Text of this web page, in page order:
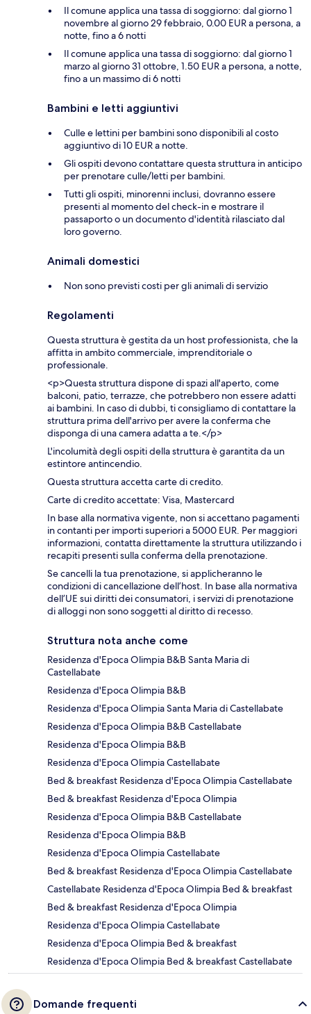
Il comune applica una tassa di soggiorno: dal giorno 1
novembre al giorno 29 febbraio, 0.00 EUR a persona, a
notte, fino a 6 notti
Il comune applica una tassa di soggiorno: dal giorno 1
marzo al giorno 31 ottobre, 1.50 EUR a persona, a notte,
fino a un massimo di 6 notti
Bambini e letti aggiuntivi
Culle e lettini per bambini sono disponibili al costo
aggiuntivo di 10 EUR a notte.
Gli ospiti devono contattare questa struttura in anticipo
per prenotare culle/letti per bambini.
Tutti gli ospiti, minorenni inclusi, dovranno essere
presenti al momento del check-in e mostrare il
passaporto o un documento d'identità rilasciato dal
loro governo.
Animali domestici
Non sono previsti costi per gli animali di servizio
Regolamenti
Questa struttura è gestita da un host professionista, che la
affitta in ambito commerciale, imprenditoriale o
professionale.
<p>Questa struttura dispone di spazi all'aperto, come
balconi, patio, terrazze, che potrebbero non essere adatti
ai bambini. In caso di dubbi, ti consigliamo di contattare la
struttura prima dell'arrivo per avere la conferma che
disponga di una camera adatta a te.</p>
L'incolumità degli ospiti della struttura è garantita da un
estintore antincendio.
Questa struttura accetta carte di credito.
Carte di credito accettate: Visa, Mastercard
In base alla normativa vigente, non si accettano pagamenti
in contanti per importi superiori a 5000 EUR. Per maggiori
informazioni, contatta direttamente la struttura utilizzando i
recapiti presenti sulla conferma della prenotazione.
Se cancelli la tua prenotazione, si applicheranno le
condizioni di cancellazione dell’host. In base alla normativa
dell’UE sui diritti dei consumatori, i servizi di prenotazione
di alloggi non sono soggetti al diritto di recesso.
Struttura nota anche come
Residenza d'Epoca Olimpia B&B Santa Maria di
Castellabate
Residenza d'Epoca Olimpia B&B
Residenza d'Epoca Olimpia Santa Maria di Castellabate
Residenza d'Epoca Olimpia B&B Castellabate
Residenza d'Epoca Olimpia B&B
Residenza d'Epoca Olimpia Castellabate
Bed & breakfast Residenza d'Epoca Olimpia Castellabate
Bed & breakfast Residenza d'Epoca Olimpia
Residenza d'Epoca Olimpia B&B Castellabate
Residenza d'Epoca Olimpia B&B
Residenza d'Epoca Olimpia Castellabate
Bed & breakfast Residenza d'Epoca Olimpia Castellabate
Castellabate Residenza d'Epoca Olimpia Bed & breakfast
Bed & breakfast Residenza d'Epoca Olimpia
Residenza d'Epoca Olimpia Castellabate
Residenza d'Epoca Olimpia Bed & breakfast
Residenza d'Epoca Olimpia Bed & breakfast Castellabate
Domande frequenti